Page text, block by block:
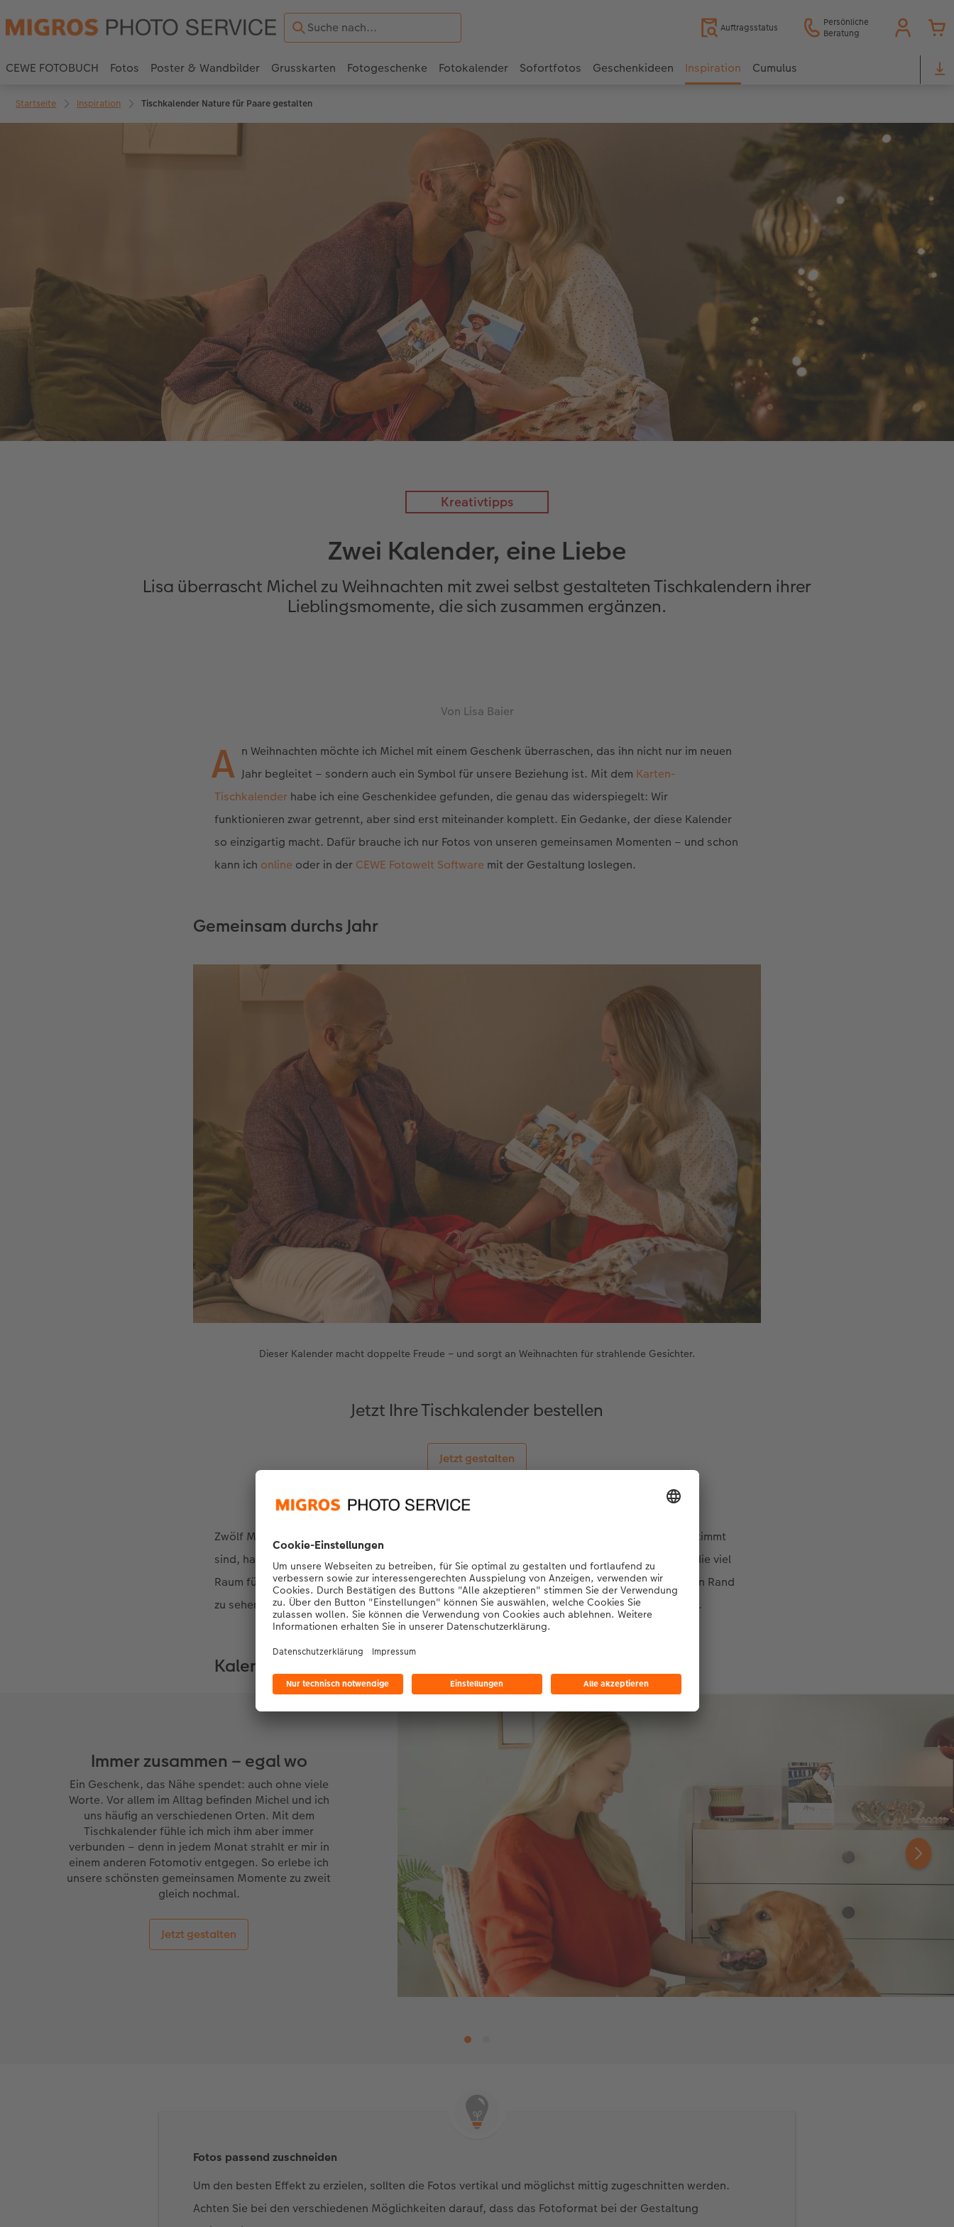
Auftragsstatus
Persönliche
Beratung
CEWE FOTOBUCH Fotos Poster & Wandbilder Grusskarten Fotogeschenke Fotokalender Sofortfotos Geschenkideen Inspiration Cumulus
Startseite Inspiration Tischkalender Nature für Paare gestalten
Kreativtipps
Zwei Kalender, eine Liebe
Lisa überrascht Michel zu Weihnachten mit zwei selbst gestalteten Tischkalendern ihrer
Lieblingsmomente, die sich zusammen ergänzen.
Von Lisa Baier
A n Weihnachten möchte ich Michel mit einem Geschenk überraschen, das ihn nicht nur im neuen
Jahr begleitet – sondern auch ein Symbol für unsere Beziehung ist. Mit dem Karten-
Tischkalender habe ich eine Geschenkidee gefunden, die genau das widerspiegelt: Wir
funktionieren zwar getrennt, aber sind erst miteinander komplett. Ein Gedanke, der diese Kalender
so einzigartig macht. Dafür brauche ich nur Fotos von unseren gemeinsamen Momenten – und schon
kann ich online oder in der CEWE Fotowelt Software mit der Gestaltung loslegen.
Gemeinsam durchs Jahr
Dieser Kalender macht doppelte Freude – und sorgt an Weihnachten für strahlende Gesichter.
Jetzt Ihre Tischkalender bestellen
Jetzt gestalten
Zwölf Monate – eine Geschichte: Damit die beiden Tischkalender perfekt aufeinander abgestimmt
sind, habe ich mich für das vertikale Format und eine passende Designvorlage entschieden, die viel
Raum für unsere Momentaufnahmen bietet. Wichtig war mir vor allem, dass an den Seiten kein Rand
zu sehen ist – so gehen die Motive nahtlos ineinander über, sobald sie nebeneinanderstehen.
Kalender, die uns verbinden
Immer zusammen – egal wo
Ein Geschenk, das Nähe spendet: auch ohne viele
Worte. Vor allem im Alltag befinden Michel und ich
uns häufig an verschiedenen Orten. Mit dem
Tischkalender fühle ich mich ihm aber immer
verbunden – denn in jedem Monat strahlt er mir in
einem anderen Fotomotiv entgegen. So erlebe ich
unsere schönsten gemeinsamen Momente zu zweit
gleich nochmal.
Jetzt gestalten
Fotos passend zuschneiden
Um den besten Effekt zu erzielen, sollten die Fotos vertikal und möglichst mittig zugeschnitten werden.
Achten Sie bei den verschiedenen Möglichkeiten darauf, dass das Fotoformat bei der Gestaltung